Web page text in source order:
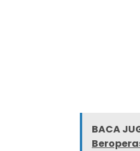
BACA